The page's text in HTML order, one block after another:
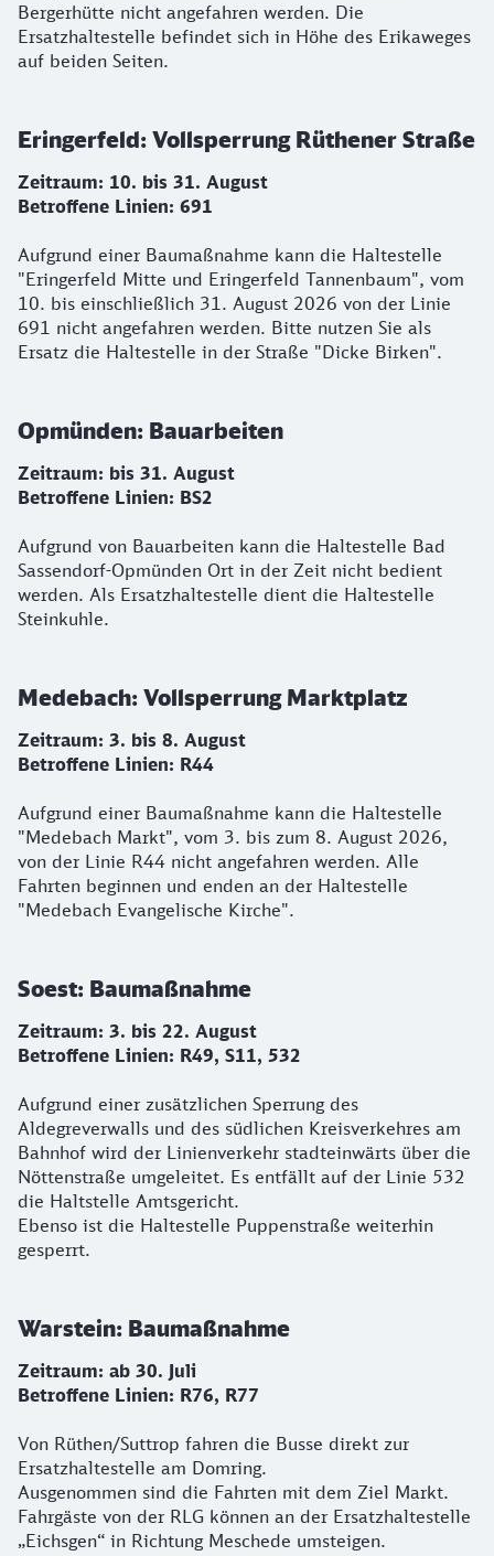
Bergerhütte nicht angefahren werden. Die
Ersatzhaltestelle befindet sich in Höhe des Erikaweges
auf beiden Seiten.
Eringerfeld: Vollsperrung Rüthener Straße
Zeitraum: 10. bis 31. August
Betroffene Linien: 691
Aufgrund einer Baumaßnahme kann die Haltestelle
"Eringerfeld Mitte und Eringerfeld Tannenbaum", vom
10. bis einschließlich 31. August 2026 von der Linie
691 nicht angefahren werden. Bitte nutzen Sie als
Ersatz die Haltestelle in der Straße "Dicke Birken".
Opmünden: Bauarbeiten
Zeitraum: bis 31. August
Betroffene Linien: BS2
Aufgrund von Bauarbeiten kann die Haltestelle Bad
Sassendorf-Opmünden Ort in der Zeit nicht bedient
werden. Als Ersatzhaltestelle dient die Haltestelle
Steinkuhle.
Medebach: Vollsperrung Marktplatz
Zeitraum: 3. bis 8. August
Betroffene Linien: R44
Aufgrund einer Baumaßnahme kann die Haltestelle
"Medebach Markt", vom 3. bis zum 8. August 2026,
von der Linie R44 nicht angefahren werden. Alle
Fahrten beginnen und enden an der Haltestelle
"Medebach Evangelische Kirche".
Soest: Baumaßnahme
Zeitraum: 3. bis 22. August
Betroffene Linien: R49, S11, 532
Aufgrund einer zusätzlichen Sperrung des
Aldegreverwalls und des südlichen Kreisverkehres am
Bahnhof wird der Linienverkehr stadteinwärts über die
Nöttenstraße umgeleitet. Es entfällt auf der Linie 532
die Haltstelle Amtsgericht.
Ebenso ist die Haltestelle Puppenstraße weiterhin
gesperrt.
Warstein: Baumaßnahme
Zeitraum: ab 30. Juli
Betroffene Linien: R76, R77
Von Rüthen/Suttrop fahren die Busse direkt zur
Ersatzhaltestelle am Domring.
Ausgenommen sind die Fahrten mit dem Ziel Markt.
Fahrgäste von der RLG können an der Ersatzhaltestelle
„Eichsgen“ in Richtung Meschede umsteigen.